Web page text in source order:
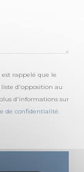
rappelé que le
d'opposition au
d'informations sur
de confidentialité.